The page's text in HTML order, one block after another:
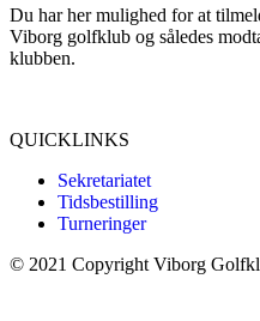
Du har her mulighed for at
Viborg golfklub og således
klubben.
QUICKLINKS
Sekretariatet
Tidsbestilling
Turneringer
© 2021 Copyright Viborg